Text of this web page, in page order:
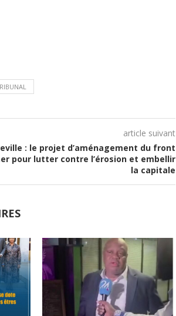
article suivant
: le projet d’aménagement du front
pour lutter contre l’érosion et embellir
la capitale